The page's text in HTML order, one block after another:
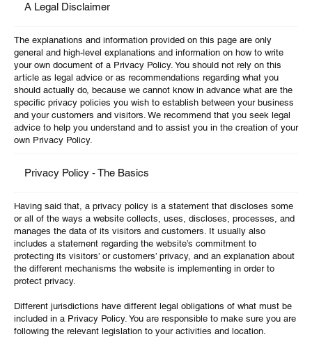
A Legal Disclaimer
The explanations and information provided on this page are only
general and high-level explanations and information on how to write
your own document of a Privacy Policy. You should not rely on this
article as legal advice or as recommendations regarding what you
should actually do, because we cannot know in advance what are the
specific privacy policies you wish to establish between your business
and your customers and visitors. We recommend that you seek legal
advice to help you understand and to assist you in the creation of your
own Privacy Policy.
Privacy Policy - The Basics
Having said that, a privacy policy is a statement that discloses some
or all of the ways a website collects, uses, discloses, processes, and
manages the data of its visitors and customers. It usually also
includes a statement regarding the website’s commitment to
protecting its visitors’ or customers’ privacy, and an explanation about
the different mechanisms the website is implementing in order to
protect privacy.
Different jurisdictions have different legal obligations of what must be
included in a Privacy Policy. You are responsible to make sure you are
following the relevant legislation to your activities and location.